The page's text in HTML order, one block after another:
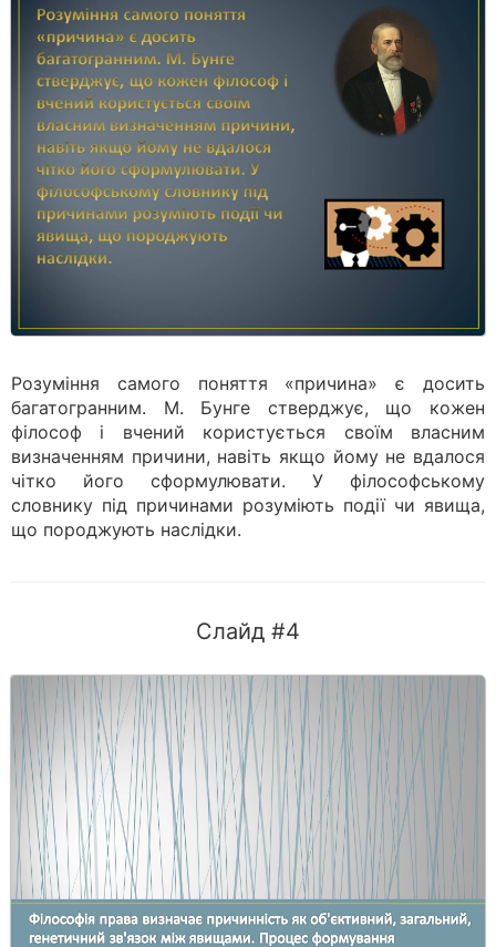
Розуміння самого поняття «причина» є досить
багатогранним. М. Бунге стверджує, що кожен
філософ і вчений користується своїм власним
визначенням причини, навіть якщо йому не вдалося
чітко його сформулювати. У філософському
словнику під причинами розуміють події чи явища,
що породжують наслідки.
Слайд #4